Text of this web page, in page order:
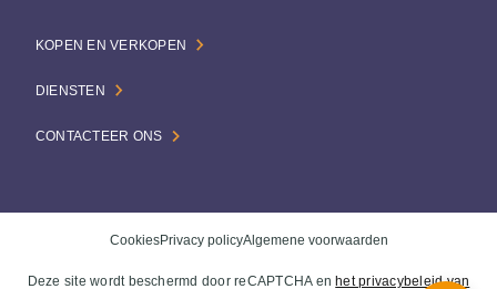
KOPEN EN VERKOPEN
DIENSTEN
CONTACTEER ONS
CookiesPrivacy policyAlgemene voorwaarden
Deze site wordt beschermd door reCAPTCHA en het privacybeleid van